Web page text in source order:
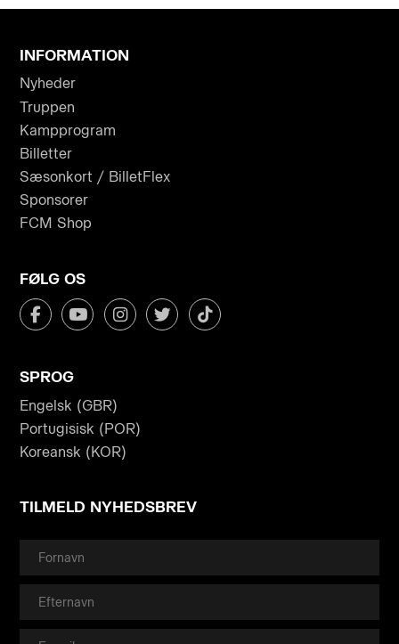
INFORMATION
Nyheder
Truppen
Kampprogram
Billetter
Sæsonkort / BilletFlex
Sponsorer
FCM Shop
FØLG OS
SPROG
Engelsk (GBR)
Portugisisk (POR)
Koreansk (KOR)
TILMELD NYHEDSBREV